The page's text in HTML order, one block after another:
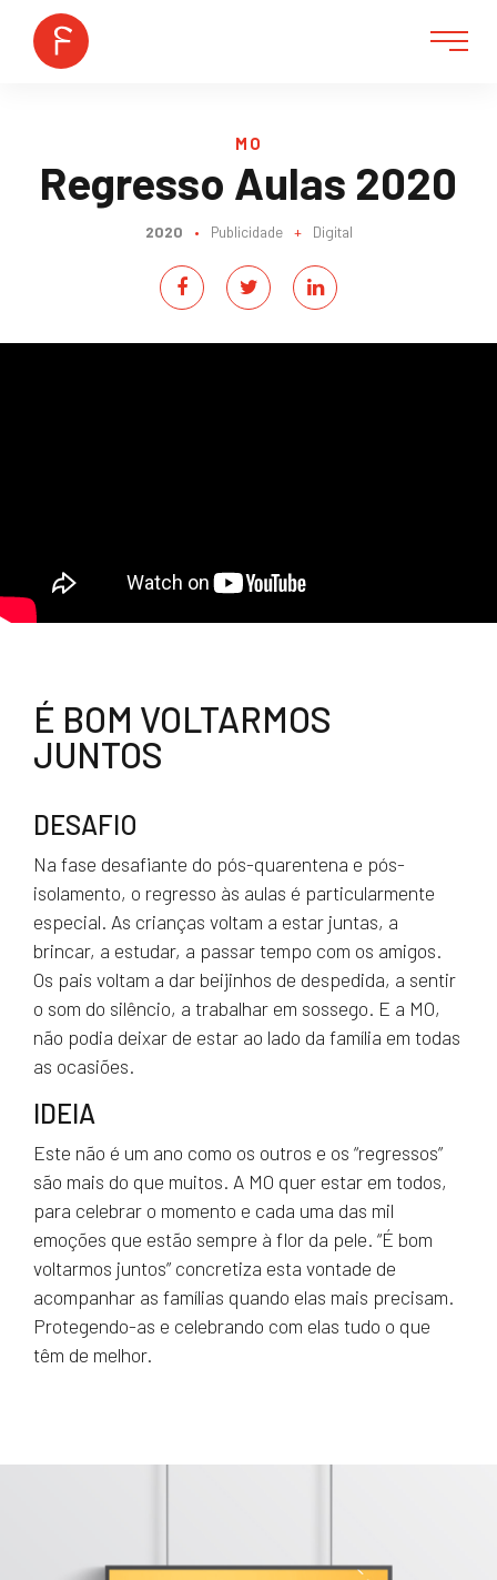
MO
Regresso Aulas 2020
2020 • Publicidade + Digital
É BOM VOLTARMOS
JUNTOS
DESAFIO
Na fase desafiante do pós-quarentena e pós-
isolamento, o regresso às aulas é particularmente
especial. As crianças voltam a estar juntas, a
brincar, a estudar, a passar tempo com os amigos.
Os pais voltam a dar beijinhos de despedida, a sentir
o som do silêncio, a trabalhar em sossego. E a MO,
não podia deixar de estar ao lado da família em todas
as ocasiões.
IDEIA
Este não é um ano como os outros e os “regressos”
são mais do que muitos. A MO quer estar em todos,
para celebrar o momento e cada uma das mil
emoções que estão sempre à flor da pele. “É bom
voltarmos juntos” concretiza esta vontade de
acompanhar as famílias quando elas mais precisam.
Protegendo-as e celebrando com elas tudo o que
têm de melhor.